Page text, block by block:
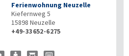
Ferienwohnung Neuzelle
Kiefernweg 5
15898 Neuzelle
+49-33652-6275